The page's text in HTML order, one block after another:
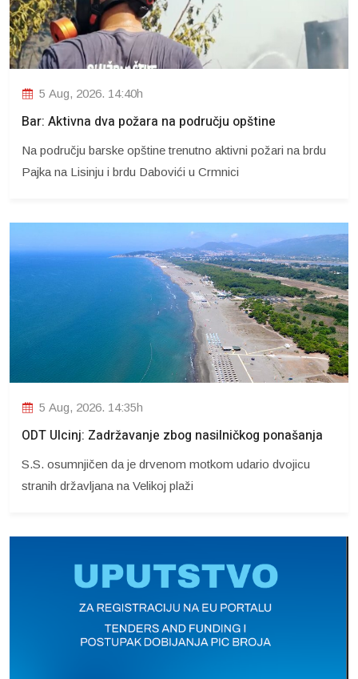
5 Aug, 2026. 14:40h
Bar: Aktivna dva požara na području opštine
Na području barske opštine trenutno aktivni požari na brdu
Pajka na Lisinju i brdu Dabovići u Crmnici
5 Aug, 2026. 14:35h
ODT Ulcinj: Zadržavanje zbog nasilničkog ponašanja
S.S. osumnjičen da je drvenom motkom udario dvojicu
stranih državljana na Velikoj plaži